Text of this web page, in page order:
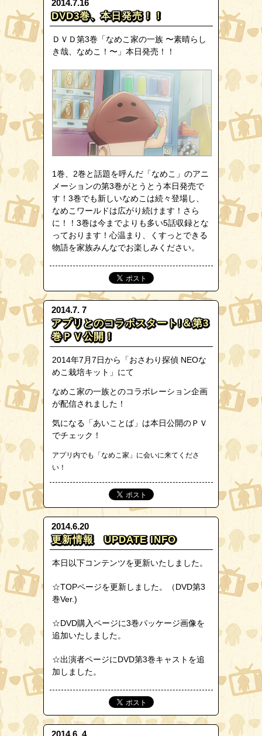
2014.7.16
DVD3巻、本日発売！！
ＤＶＤ第3巻「なめこ家の一族 〜素晴らし
き哉、なめこ！〜」本日発売！！
1巻、2巻と話題を呼んだ「なめこ」のアニ
メーションの第3巻がとうとう本日発売で
す！3巻でも新しいなめこは続々登場し、
なめこワールドは広がり続けます！さら
に！！3巻は今までよりも多い5話収録とな
っております！心温まり、くすっとできる
物語を家族みんなでお楽しみください。
2014.7. 7
アプリとのコラボスタート!＆第3
巻ＰＶ公開！
2014年7月7日から
「おさわり探偵 NEOな
めこ栽培キット」にて
なめこ家の一族とのコラボレーション企画
が配信されました！
気になる「あいことば」は本日公開のＰＶ
でチェック！
アプリ内でも「なめこ家」に会いに来てくださ
い！
2014.6.20
更新情報 UPDATE INFO
本日以下コンテンツを更新いたしました。
☆TOPページを更新しました。（DVD第3
巻Ver.)
☆DVD購入ページに3巻パッケージ画像を
追加いたしました。
☆出演者ページにDVD第3巻キャストを追
加しました。